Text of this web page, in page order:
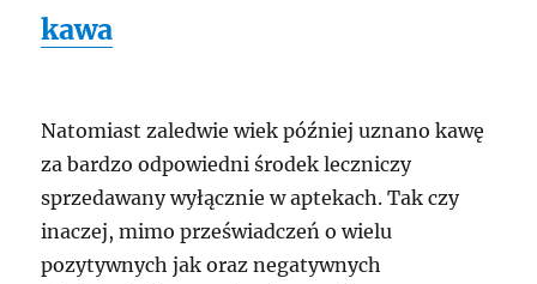
kawa
Natomiast zaledwie wiek później uznano kawę
za bardzo odpowiedni środek leczniczy
sprzedawany wyłącznie w aptekach. Tak czy
inaczej, mimo przeświadczeń o wielu
pozytywnych jak oraz negatywnych